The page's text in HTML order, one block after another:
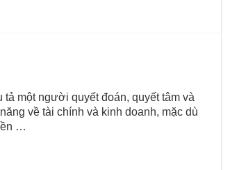
một người quyết đoán, quyết tâm và
về tài chính và kinh doanh, mặc dù
…